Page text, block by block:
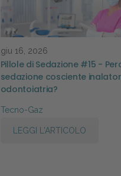
giu 16, 2026
Pillole di Sedazione #15 -
sedazione cosciente
odontoiatria?
Tecno-Gaz
LEGGI L'ARTICOLO